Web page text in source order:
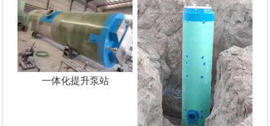
一体化提升泵站